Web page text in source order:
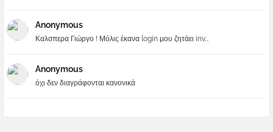
Anonymous
Καλσπερα Γιώργο ! Μόλις έκανα login μου ζητάει inv...
Anonymous
όχι δεν διαγράφονται κανονικά